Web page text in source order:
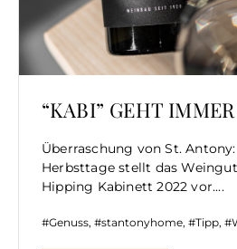
“KABI” GEHT IMMER
Überraschung von St.
Herbsttage stellt das
Hipping Kabinett 2022 vor....
Genuss, stantonyhome, Tipp,